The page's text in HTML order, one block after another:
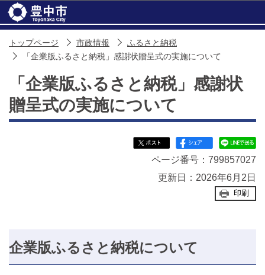
トップページ 市政情報
ふるさと納税
「企業版ふるさと納税」感謝状贈呈式の実施について
「企業版ふるさと納税」感謝状
贈呈式の実施について
ページ番号：799857027
更新日：2026年6月2日
印刷
企業版ふるさと納税について